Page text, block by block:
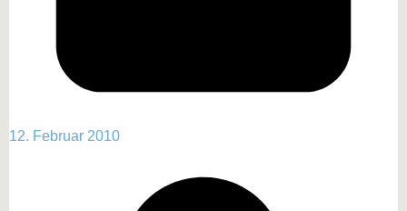
12. Februar 2010